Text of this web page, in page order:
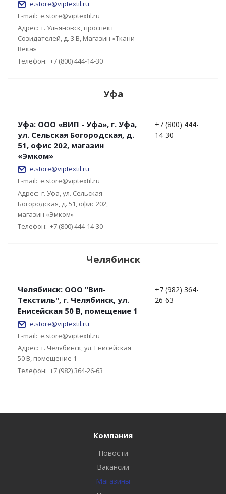
e.store@viptextil.ru
E-mail: e.store@viptextil.ru
Адрес: г. Ульяновск, проспект
Созидателей, д. 3 В, Магазин «Ткани
Века»
Телефон: +7 (800) 444-14-30
Уфа
Уфа: ООО «ВИП - Уфа», г. Уфа,
ул. Сельская Богородская, д.
51, офис 202, магазин
«Эмком»
e.store@viptextil.ru
E-mail: e.store@viptextil.ru
Адрес: г. Уфа, ул. Сельская
Богородская, д. 51, офис 202,
магазин «Эмком»
Телефон: +7 (800) 444-14-30
+7 (800) 444-
14-30
Челябинск
Челябинск: ООО "Вип-
Текстиль", г. Челябинск, ул.
Енисейская 50 В, помещение 1
e.store@viptextil.ru
E-mail: e.store@viptextil.ru
Адрес: г. Челябинск, ул. Енисейская
50 В, помещение 1
Телефон: +7 (982) 364-26-63
+7 (982) 364-
26-63
Компания
Новости
Вакансии
Магазины